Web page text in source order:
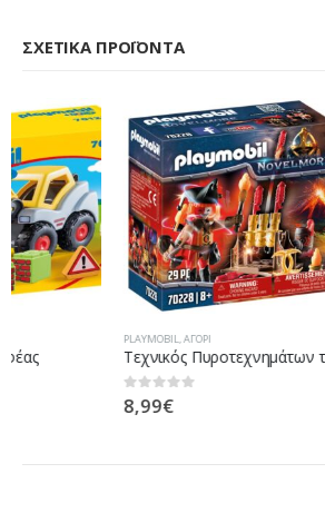
ΣΧΕΤΙΚΆ ΠΡΟΪΌΝΤΑ
Τεχνικός Πυροτεχνημάτων του Μπέρναμ